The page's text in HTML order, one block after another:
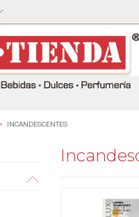
INCANDESCENTES